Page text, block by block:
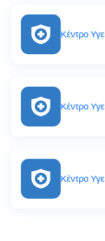
Κέντρο
Κέντρο
Κέντρο